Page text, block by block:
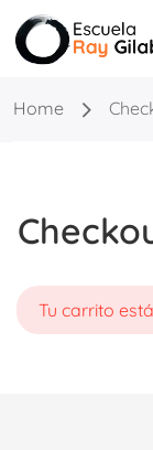
Home
Tu carrito